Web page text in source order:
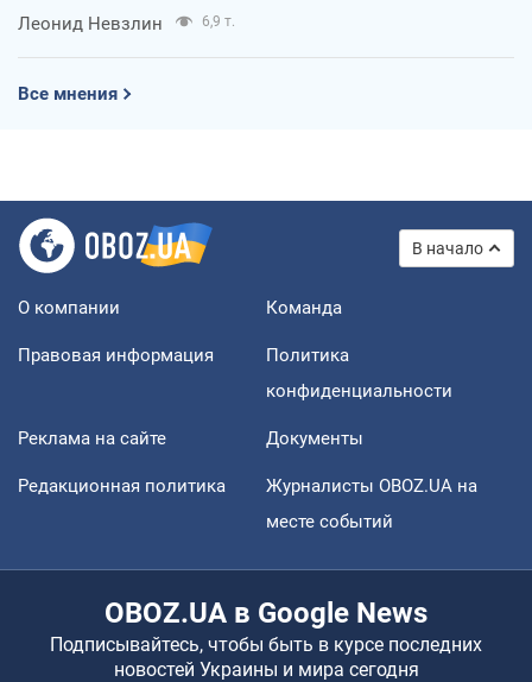
Леонид Невзлин 6,9 т.
Все мнения
В начало
О компании Команда
Правовая информация
Политика
конфиденциальности
Реклама на сайте Документы
Редакционная политика
Журналисты OBOZ.UA на
месте событий
OBOZ.UA в Google News
Подписывайтесь, чтобы быть в курсе последних
новостей Украины и мира сегодня